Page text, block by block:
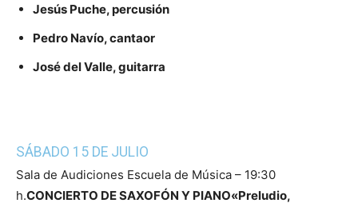
Jesús Puche, percusión
Pedro Navío, cantaor
José del Valle, guitarra
SÁBADO 15 DE JULIO
Sala de Audiciones Escuela de Música – 19:30
h.CONCIERTO DE SAXOFÓN Y PIANO«Preludio,